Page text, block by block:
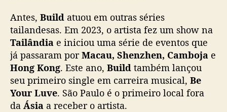
Antes, Build atuou em outras séries
tailandesas. Em 2023, o artista fez um show na
Tailândia e iniciou uma série de eventos que
já passaram porMacau, Shenzhen, Camboja e
Hong Kong. Este ano, Build também lançou
seu primeiro single em carreira musical, Be
Your Luve. São Paulo é o primeiro local fora
da Ásia a receber o artista.